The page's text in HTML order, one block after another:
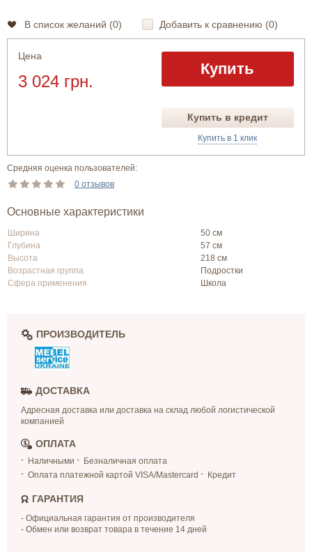
В список желаний (0) Добавить к сравнению (0)
Цена
3 024 грн.
Купить
Купить в кредит
Купить в 1 клик
Средняя оценка пользователей:
0 отзывов
Основные характеристики
Ширина
50 см
Глубина
57 см
Высота
218 см
Возрастная группа
Подростки
Сфера применения
Школа
ПРОИЗВОДИТЕЛЬ
ДОСТАВКА
Адресная доставка или доставка на склад любой логистической
компанией
ОПЛАТА
Наличными
Безналичная оплата
Оплата платежной картой VISA/Mastercard
Кредит
ГАРАНТИЯ
- Официальная гарантия от производителя
- Обмен или возврат товара в течение 14 дней